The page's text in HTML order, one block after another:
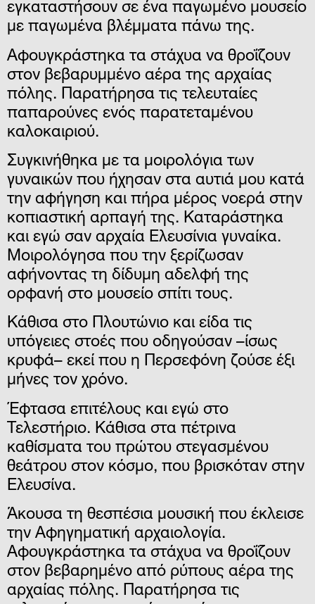
εγκαταστήσουν σε ένα παγωμένο μουσείο
με παγωμένα βλέμματα πάνω της.
Αφουγκράστηκα τα στάχυα να θροΐζουν
στον βεβαρυμμένο αέρα της αρχαίας
πόλης. Παρατήρησα τις τελευταίες
παπαρούνες ενός παρατεταμένου
καλοκαιριού.
Συγκινήθηκα με τα μοιρολόγια των
γυναικών που ήχησαν στα αυτιά μου κατά
την αφήγηση και πήρα μέρος νοερά στην
κοπιαστική αρπαγή της. Καταράστηκα
και εγώ σαν αρχαία Ελευσίνια γυναίκα.
Μοιρολόγησα που την ξερίζωσαν
αφήνοντας τη δίδυμη αδελφή της
ορφανή στο μουσείο σπίτι τους.
Κάθισα στο Πλουτώνιο και είδα τις
υπόγειες στοές που οδηγούσαν –ίσως
κρυφά– εκεί που η Περσεφόνη ζούσε έξι
μήνες τον χρόνο.
Έφτασα επιτέλους και εγώ στο
Τελεστήριο. Κάθισα στα πέτρινα
καθίσματα του πρώτου στεγασμένου
θεάτρου στον κόσμο, που βρισκόταν στην
Ελευσίνα.
Άκουσα τη θεσπέσια μουσική που έκλεισε
την Αφηγηματική αρχαιολογία.
Αφουγκράστηκα τα στάχυα να θροΐζουν
στον βεβαρημένο από ρύπους αέρα της
αρχαίας πόλης. Παρατήρησα τις